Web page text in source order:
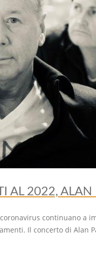
AL 2022, ALAN
continuano a
Il concerto di Alan